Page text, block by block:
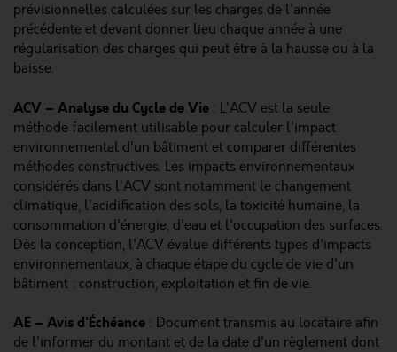
prévisionnelles calculées sur les charges de l'année
précédente et devant donner lieu chaque année à une
régularisation des charges qui peut être à la hausse ou à la
baisse.
ACV – Analyse du Cycle de Vie : L'ACV est la seule
méthode facilement utilisable pour calculer l'impact
environnemental d'un bâtiment et comparer différentes
méthodes constructives. Les impacts environnementaux
considérés dans l'ACV sont notamment le changement
climatique, l'acidification des sols, la toxicité humaine, la
consommation d'énergie, d'eau et l'occupation des surfaces.
Dès la conception, l'ACV évalue différents types d'impacts
environnementaux, à chaque étape du cycle de vie d'un
bâtiment : construction, exploitation et fin de vie.
AE – Avis d'Échéance : Document transmis au locataire afin
de l'informer du montant et de la date d'un règlement dont